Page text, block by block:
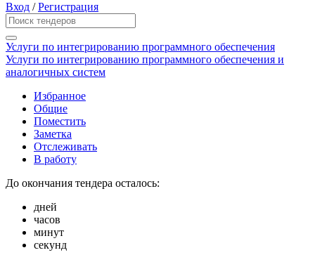
Вход /Регистрация
Услуги по интегрированию программного обеспечения
Услуги по интегрированию программного обеспечения и
аналогичных систем
Избранное
Общие
Поместить
Заметка
Отслеживать
В работу
До окончания тендера осталось:
дней
часов
минут
секунд